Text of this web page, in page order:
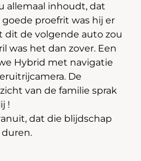
allemaal inhoudt, dat
proefrit was hij er
dit de volgende auto zou
was het dan zover. Een
Hybrid met navigatie
De
van de familie sprak
!
dat die blijdschap